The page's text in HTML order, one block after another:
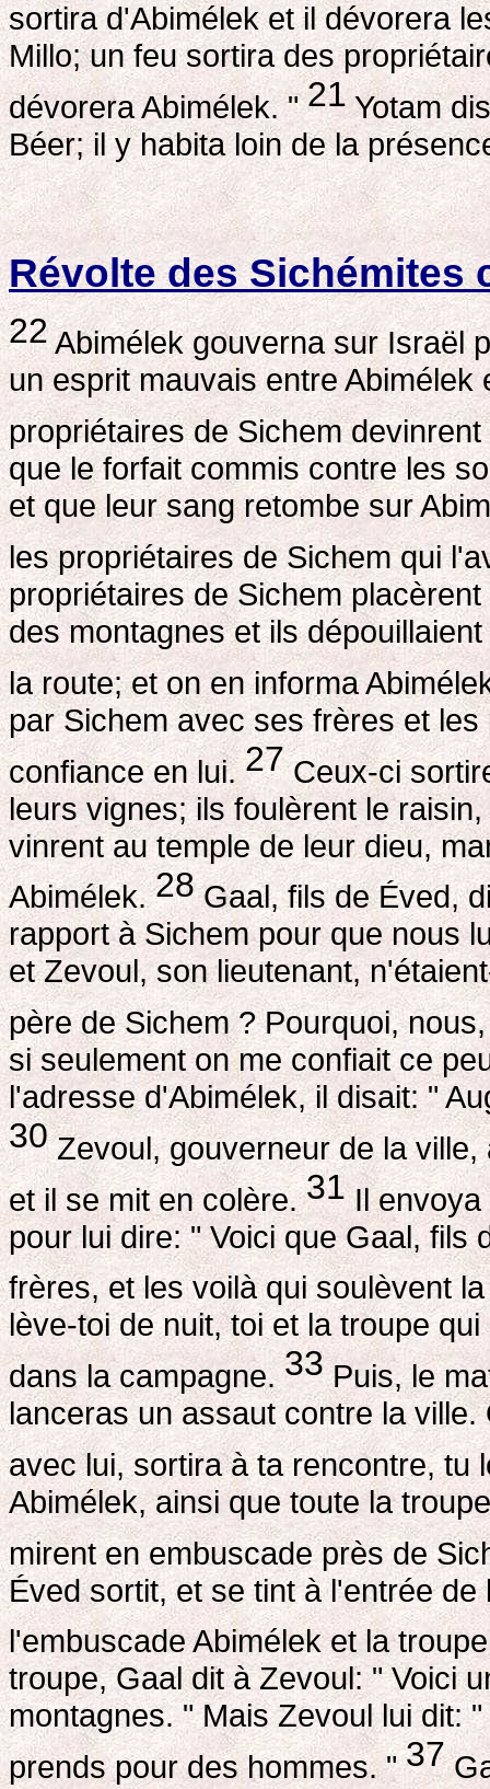
sortira d'Abimélek et il dévorera
Millo; un feu sortira des
dévorera Abimélek. "21Yotam
Béer; il y habita loin de la
Révolte des Sichémites
22Abimélek gouverna sur Israël
un esprit mauvais entre
propriétaires de Sichem
que le forfait commis contre les
et que leur sang retombe sur
les propriétaires de Sichem qui
propriétaires de Sichem
des montagnes et ils
la route; et on en informa
par Sichem avec ses frères et
confiance en lui.27Ceux-ci
leurs vignes; ils foulèrent le
vinrent au temple de leur dieu,
Abimélek.28Gaal, fils de Éved,
rapport à Sichem pour que nous
et Zevoul, son lieutenant,
père de Sichem ? Pourquoi,
si seulement on me confiait ce
l'adresse d'Abimélek, il disait: "
30Zevoul, gouverneur de la ville,
et il se mit en colère.31Il envoya
pour lui dire: " Voici que Gaal, fils
frères, et les voilà qui soulèvent
lève-toi de nuit, toi et la troupe
dans la campagne.33Puis, le
lanceras un assaut contre la
avec lui, sortira à ta rencontre,
Abimélek, ainsi que toute la
mirent en embuscade près de
Éved sortit, et se tint à l'entrée
l'embuscade Abimélek et la
troupe, Gaal dit à Zevoul: " Voici
montagnes. " Mais Zevoul lui dit:
prends pour des hommes. "37